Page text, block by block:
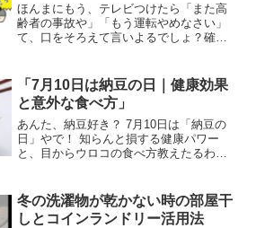
ほんまにもう、テレビつけたら「また高
齢者の事故や」「もう運転やめなさい」
て、口をそろえて言いよるでしょ？確か
や。でもな、ちょっと考えてみてほしい
んですわ。「運転やめろ」「...
「7月10日は納豆の日｜健康効果
と意外な食べ方」
あんた、納豆好き？ 7月10日は「納豆の
日」やで！ 知らんと損する健康パワー
と、目からウロコの食べ方教えたるわ！
たらにお得な情報を持ってきてん。実
は、明日、7月10...
冬の洗濯物が乾かない時の部屋干
しとコインランドリー活用法